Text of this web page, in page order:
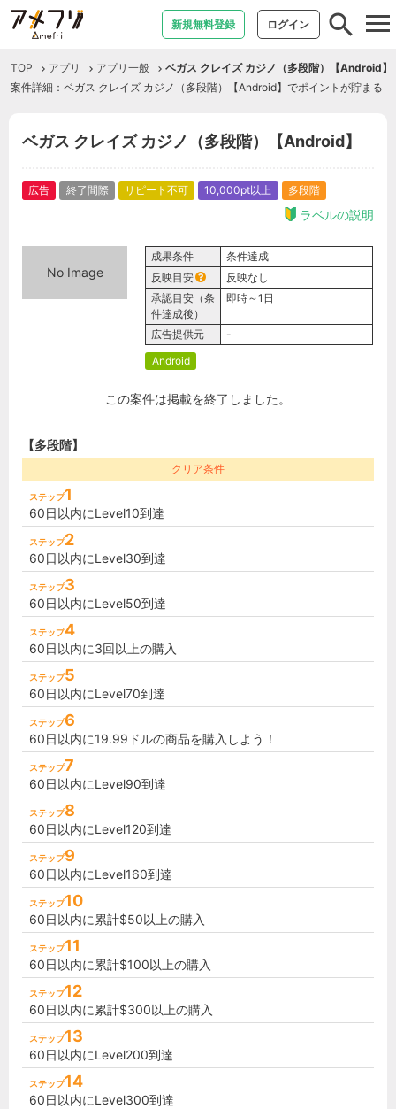
新規無料登録 ログイン
TOP アプリ アプリ一般
ベガス クレイズ カジノ（多段階）【Android】
案件詳細：ベガス クレイズ カジノ（多段階）【Android】でポイントが貯まる
ベガス クレイズ カジノ（多段階）【Android】
広告 終了間際 リピート不可 10,000pt以上 多段階
ラベルの説明
No Image
成果条件
条件達成
反映目安
反映なし
承認目安（条
件達成後）
即時～1日
広告提供元
-
Android
この案件は掲載を終了しました。
【多段階】
クリア条件
ステップ1
60日以内にLevel10到達
ステップ2
60日以内にLevel30到達
ステップ3
60日以内にLevel50到達
ステップ4
60日以内に3回以上の購入
ステップ5
60日以内にLevel70到達
ステップ6
60日以内に19.99ドルの商品を購入しよう！
ステップ7
60日以内にLevel90到達
ステップ8
60日以内にLevel120到達
ステップ9
60日以内にLevel160到達
ステップ10
60日以内に累計$50以上の購入
ステップ11
60日以内に累計$100以上の購入
ステップ12
60日以内に累計$300以上の購入
ステップ13
60日以内にLevel200到達
ステップ14
60日以内にLevel300到達